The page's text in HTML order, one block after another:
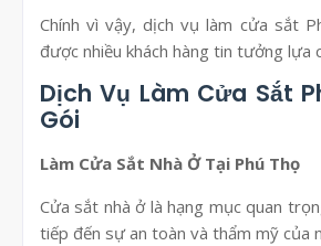
Chính vì vậy, dịch vụ làm cửa sắt
được nhiều khách hàng tin tưởng lựa
Dịch Vụ Làm Cửa Sắt
Gói
Làm Cửa Sắt Nhà Ở Tại Phú Thọ
Cửa sắt nhà ở là hạng mục quan
tiếp đến sự an toàn và thẩm mỹ của